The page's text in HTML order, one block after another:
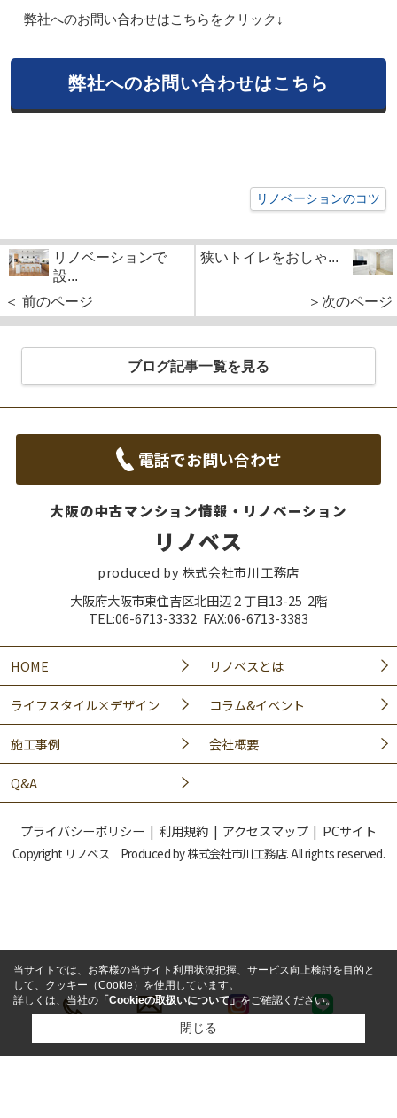
弊社へのお問い合わせはこちらをクリック↓
弊社へのお問い合わせはこちら
リノベーションのコツ
リノベーションで
設...
＜ 前のページ
狭いトイレをおしゃ...
＞次のページ
ブログ記事一覧を見る
電話でお問い合わせ
大阪の中古マンション情報・リノベーション
リノベス
produced by 株式会社市川工務店
大阪府大阪市東住吉区北田辺２丁目13-25 2階
TEL:06-6713-3332 FAX:06-6713-3383
HOME リノベスとは
ライフスタイル×デザイン コラム&イベント
施工事例 会社概要
Q&A
プライバシーポリシー 利用規約 アクセスマップ PCサイト
Copyright リノベス Produced by 株式会社市川工務店. All rights reserved.
インスタ
当サイトでは、お客様の当サイト利用状況把握、サービス向上検討を目的と
して、クッキー（Cookie）を使用しています。
詳しくは、当社の 「Cookieの取扱いについて」をご確認ください。
閉じる